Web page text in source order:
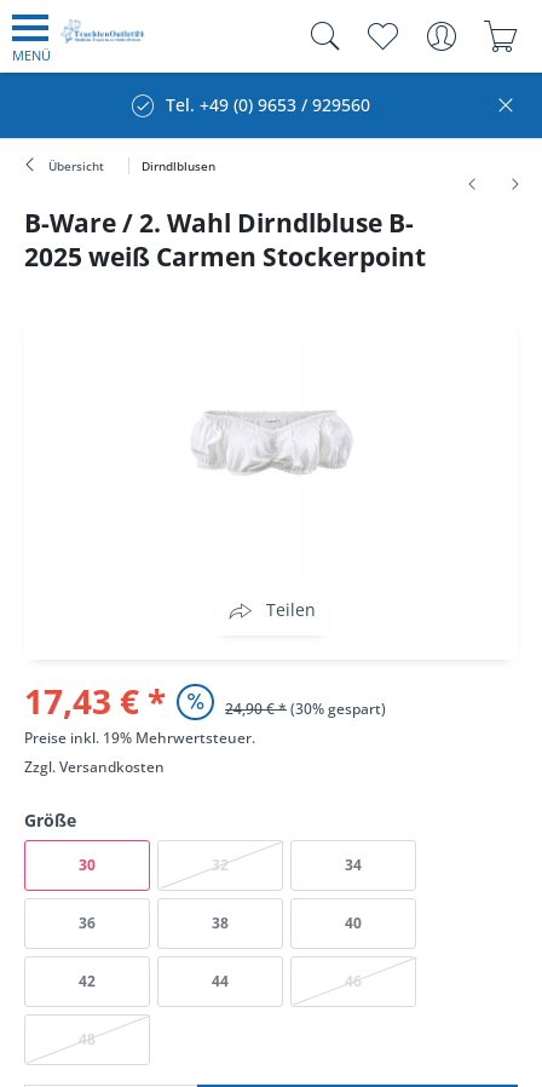
MENÜ
Tel. +49 (0) 9653 / 929560
Übersicht Dirndlblusen
B-Ware / 2. Wahl Dirndlbluse B-
2025 weiß Carmen Stockerpoint
Teilen
17,43 € * 24,90 € *(30% gespart)
Preise inkl. 19% Mehrwertsteuer.
Zzgl.Versandkosten
Größe
30 32 34
36 38 40
42 44 46
48